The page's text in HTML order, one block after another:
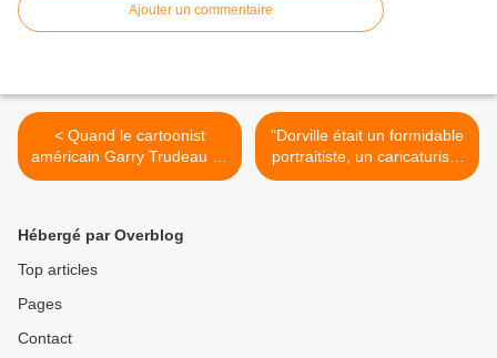
Ajouter un commentaire
< Quand le cartoonist
américain Garry Trudeau se
démarque de "Charlie"
"Dorville était un formidable
portraitiste, un caricaturiste
au sens premier du terme",
Hébergé par Overblog
Top articles
Pages
Contact